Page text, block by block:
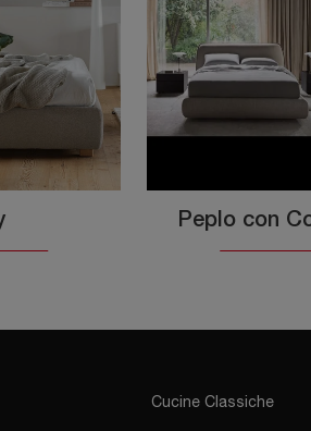
Peplo con
Cucine Classiche